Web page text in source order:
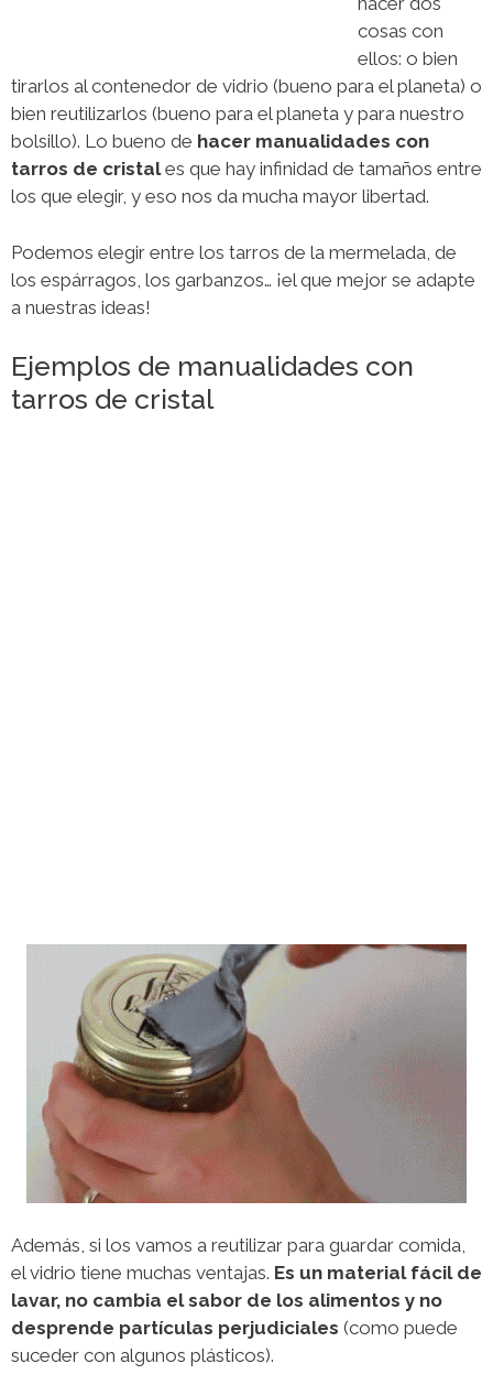
cosas con
ellos: o bien
tirarlos al contenedor de vidrio (bueno para el planeta) o
bien reutilizarlos (bueno para el planeta y para nuestro
bolsillo). Lo bueno de hacer manualidades con
tarros de cristales que hay infinidad de tamaños entre
los que elegir, y eso nos da mucha mayor libertad.
Podemos elegir entre los tarros de la mermelada, de
los espárragos, los garbanzos… ¡el que mejor se adapte
a nuestras ideas!
Ejemplos de manualidades con
tarros de cristal
Además, si los vamos a reutilizar para guardar comida,
el vidrio tiene muchas ventajas. Es un material fácil de
lavar, no cambia el sabor de los alimentos y no
desprende partículas perjudiciales (como puede
suceder con algunos plásticos).